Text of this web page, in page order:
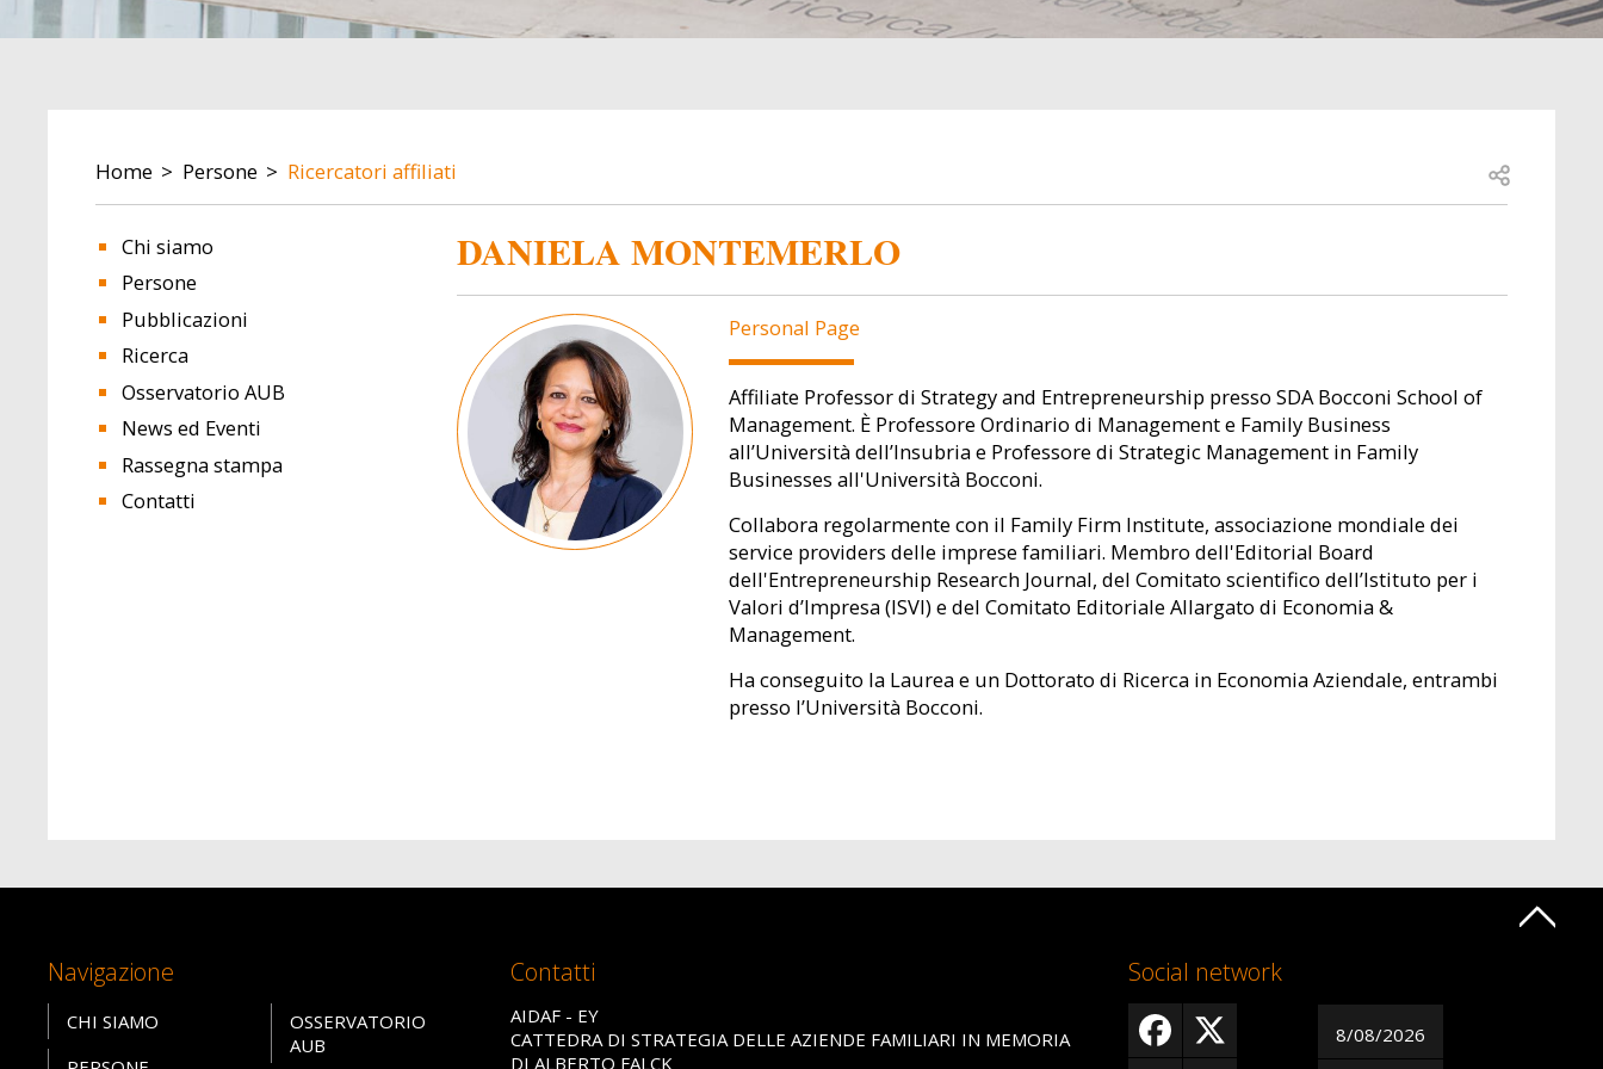
BREADCRUMB
Home Persone Ricercatori affiliati Open share
Chi siamo
Persone
Pubblicazioni
Ricerca
Osservatorio AUB
News ed Eventi
Rassegna stampa
Contatti
DANIELA MONTEMERLO
Image Personal Page
Affiliate Professor di Strategy and Entrepreneurship presso SDA Bocconi School of
Management. È Professore Ordinario di Management e Family Business
all’Università dell’Insubria e Professore di Strategic Management in Family
Businesses all'Università Bocconi.
Collabora regolarmente con il Family Firm Institute, associazione mondiale dei
service providers delle imprese familiari. Membro dell'Editorial Board
dell'Entrepreneurship Research Journal, del Comitato scientifico dell’Istituto per i
Valori d’Impresa (ISVI) e del Comitato Editoriale Allargato di Economia &
Management.
Ha conseguito la Laurea e un Dottorato di Ricerca in Economia Aziendale, entrambi
presso l’Università Bocconi.
Navigazione
CHI SIAMO
OSSERVATORIO
AUB
Contatti
AIDAF - EY
CATTEDRA DI STRATEGIA DELLE AZIENDE FAMILIARI IN MEMORIA
DI ALBERTO FALCK
Social network
8/08/2026